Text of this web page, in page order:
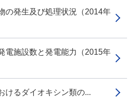
発生及び処理状況（2014年
施設数と発電能力（2015年
るダイオキシン類の...